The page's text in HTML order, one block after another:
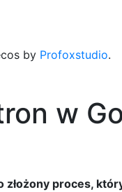
by Profoxstudio.
w
proces,